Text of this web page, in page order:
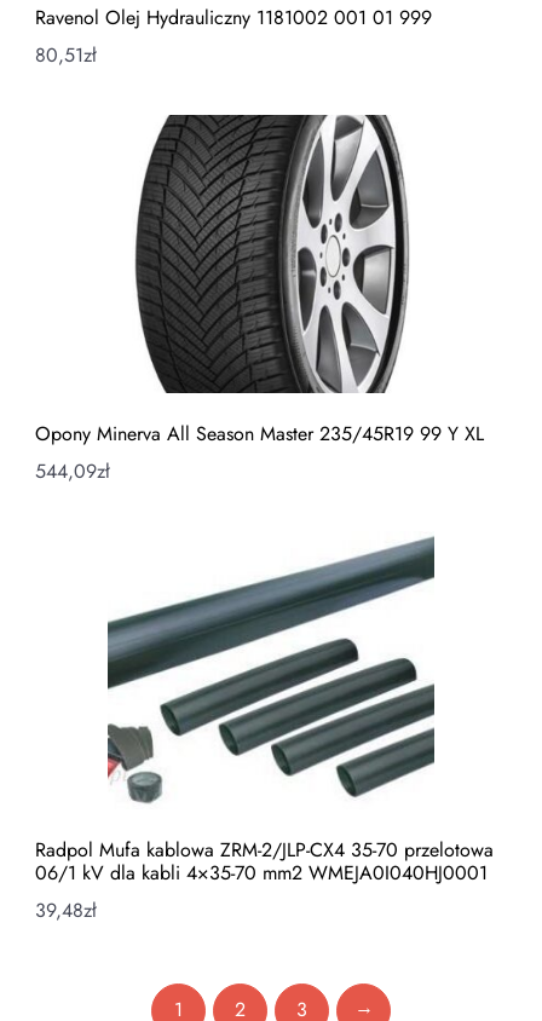
Ravenol Olej Hydrauliczny 1181002 001 01 999
80,51zł
Opony Minerva All Season Master 235/45R19 99 Y XL
544,09zł
Radpol Mufa kablowa ZRM-2/JLP-CX4 35-70 przelotowa
06/1 kV dla kabli 4×35-70 mm2 WMEJA0I040HJ0001
39,48zł
1 2 3 →